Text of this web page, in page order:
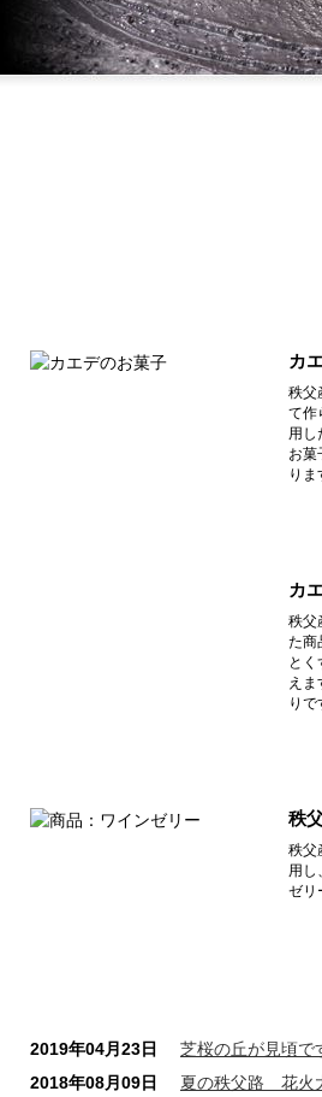
カ
秩父
て作
用し
お菓
りま
カ
秩父
た商
とく
えま
りで
秩
秩父
用し
ゼリ
2019年04月23日
芝桜の丘が見頃で
2018年08月09日
夏の秩父路 花火